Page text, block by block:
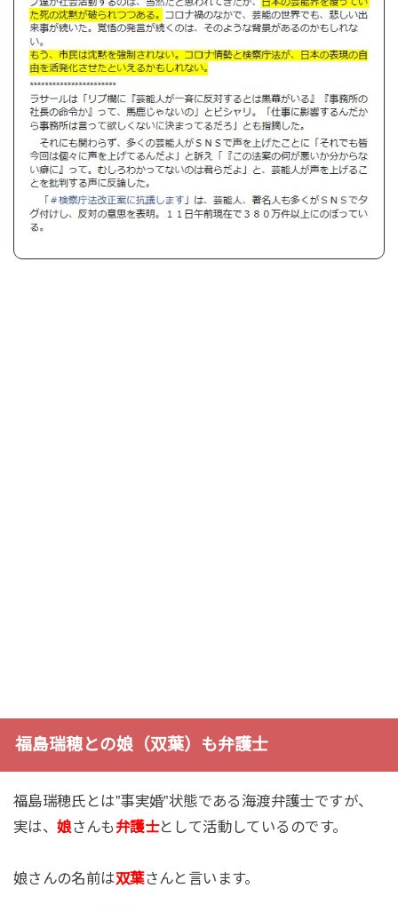
福島瑞穂との娘（双葉）も弁護士
福島瑞穂氏とは”事実婚”状態である海渡弁護士ですが、
実は、娘さんも 弁護士として活動しているのです。
娘さんの名前は双葉さんと言います。